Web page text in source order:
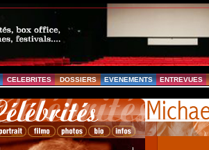
CELEBRITES DOSSIERS EVENEMENTS ENTREVUES